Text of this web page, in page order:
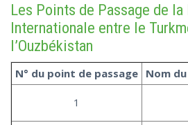
Les Points de Passage de
Internationale entre le
l’Ouzbékistan
N° du point de passage Nom
1